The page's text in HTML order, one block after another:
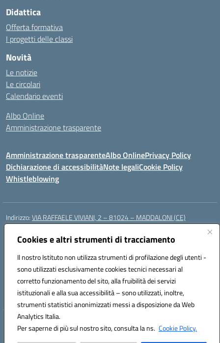
Cookies e altri strumenti di tracciamento
Il nostro Istituto non utilizza strumenti di profilazione degli utenti -
sono utilizzati esclusivamente cookies tecnici necessari al
corretto funzionamento del sito, alla fruibilità dei servizi
istituzionali e alla sua accessibilità – sono utilizzati, inoltre,
strumenti statistici anonimizzati messi a disposizione da Web
Analytics Italia.
Per saperne di più sul nostro sito, consulta la ns. Cookie Policy.
Didattica
Offerta formativa
I progetti delle classi
Novità
Le notizie
Le circolari
Calendario eventi
Albo Online
Amministrazione trasparente
Amministrazione trasparenteAlbo OnlinePrivacy Policy
Dichiarazione di accessibilitàNote legaliCookie Policy
Whistleblowing
Indirizzo:VIA RAFFAELE VIVIANI, 2 – 81024 – MADDALONI (CE)
Centralino:
Posta elettronica certificata (PEC):ceic8av00r@pec.istruzione.it
Codice fiscale: 93086020612
Codice meccanografico:CEIC8AV00R
Codice Indice delle Pubbliche Amministrazioni (IPA): icamm
Codice unico di fatturazione (CUF): UF8WE6
Hosting & Powered by 3D Solution S.r.l.
Concept & Design by Designers Italia